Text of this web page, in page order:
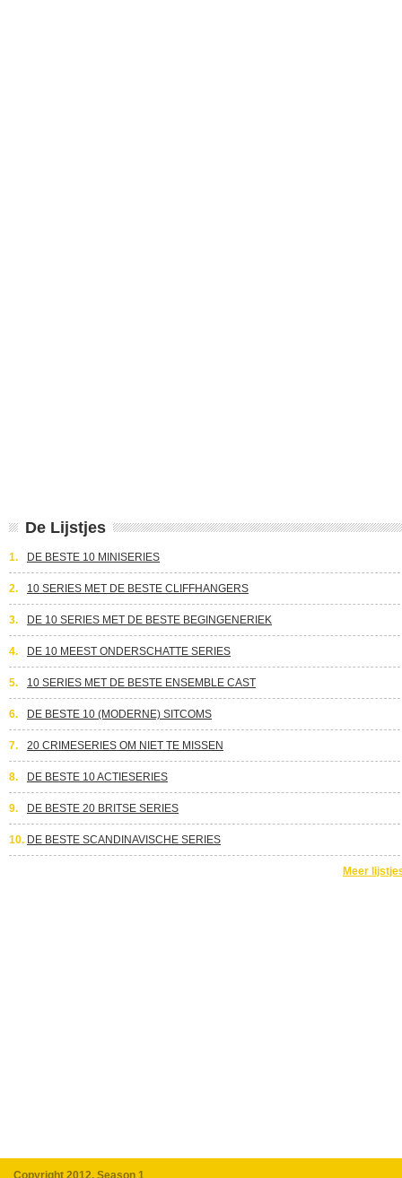
De Lijstjes
1. DE BESTE 10 MINISERIES
2. 10 SERIES MET DE BESTE CLIFFHANGERS
3. DE 10 SERIES MET DE BESTE BEGINGENERIEK
4. DE 10 MEEST ONDERSCHATTE SERIES
5. 10 SERIES MET DE BESTE ENSEMBLE CAST
6. DE BESTE 10 (MODERNE) SITCOMS
7. 20 CRIMESERIES OM NIET TE MISSEN
8. DE BESTE 10 ACTIESERIES
9. DE BESTE 20 BRITSE SERIES
10. DE BESTE SCANDINAVISCHE SERIES
Meer
Copyright 2012, Season 1